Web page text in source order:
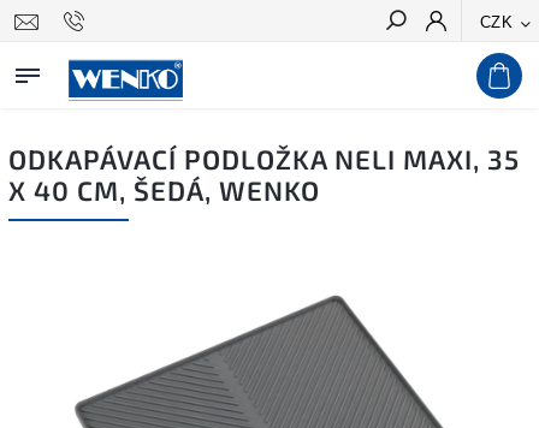
CZK
Hledat
ODKAPÁVACÍ PODLOŽKA NELI MAXI, 35
X 40 CM, ŠEDÁ, WENKO